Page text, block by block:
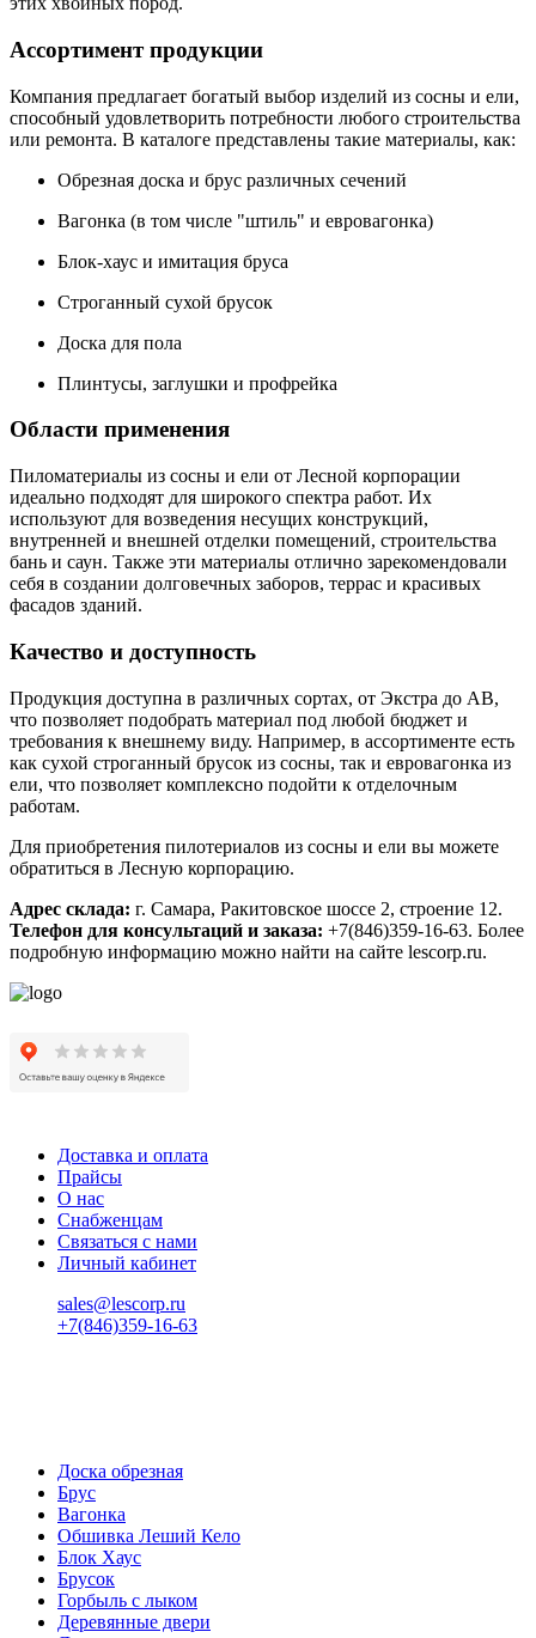
Ассортимент продукции
Компания предлагает богатый выбор изделий из сосны и ели,
способный удовлетворить потребности любого строительства
или ремонта. В каталоге представлены такие материалы, как:
Обрезная доска и брус различных сечений
Вагонка (в том числе "штиль" и евровагонка)
Блок-хаус и имитация бруса
Строганный сухой брусок
Доска для пола
Плинтусы, заглушки и профрейка
Области применения
Пиломатериалы из сосны и ели от Лесной корпорации
идеально подходят для широкого спектра работ. Их
используют для возведения несущих конструкций,
внутренней и внешней отделки помещений, строительства
бань и саун. Также эти материалы отлично зарекомендовали
себя в создании долговечных заборов, террас и красивых
фасадов зданий.
Качество и доступность
Продукция доступна в различных сортах, от Экстра до АВ,
что позволяет подобрать материал под любой бюджет и
требования к внешнему виду. Например, в ассортименте есть
как сухой строганный брусок из сосны, так и евровагонка из
ели, что позволяет комплексно подойти к отделочным
работам.
Для приобретения пилотериалов из сосны и ели вы можете
обратиться в Лесную корпорацию.
Адрес склада: г. Самара, Ракитовское шоссе 2, строение 12.
Телефон для консультаций и заказа: +7(846)359-16-63. Более
подробную информацию можно найти на сайте lescorp.ru.
Доставка и оплата
Прайсы
О нас
Снабженцам
Связаться с нами
Личный кабинет
sales@lescorp.ru
+7(846)359-16-63
Доска обрезная
Брус
Вагонка
Обшивка Леший Кело
Блок Хаус
Брусок
Горбыль с лыком
Деревянные двери